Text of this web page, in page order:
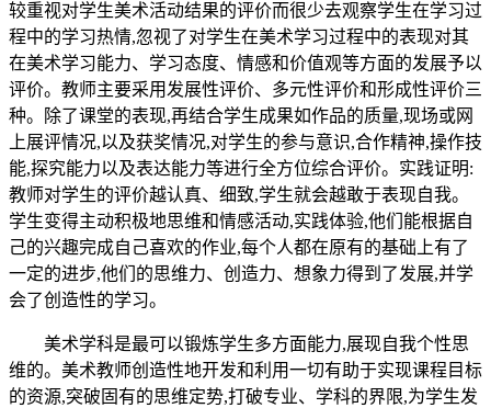
较重视对学生美术活动结果的评价而很少去观察学生在学习过
程中的学习热情,忽视了对学生在美术学习过程中的表现对其
在美术学习能力、学习态度、情感和价值观等方面的发展予以
评价。教师主要采用发展性评价、多元性评价和形成性评价三
种。除了课堂的表现,再结合学生成果如作品的质量,现场或网
上展评情况,以及获奖情况,对学生的参与意识,合作精神,操作技
能,探究能力以及表达能力等进行全方位综合评价。实践证明:
教师对学生的评价越认真、细致,学生就会越敢于表现自我。
学生变得主动积极地思维和情感活动,实践体验,他们能根据自
己的兴趣完成自己喜欢的作业,每个人都在原有的基础上有了
一定的进步,他们的思维力、创造力、想象力得到了发展,并学
会了创造性的学习。
美术学科是最可以锻炼学生多方面能力,展现自我个性思
维的。美术教师创造性地开发和利用一切有助于实现课程目标
的资源,突破固有的思维定势,打破专业、学科的界限,为学生发